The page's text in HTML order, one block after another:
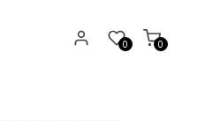
0
0